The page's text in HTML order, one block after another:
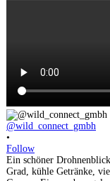
@wild_connect_gmbh
•
Follow
Ein schöner
Grad, kühle Getränke,